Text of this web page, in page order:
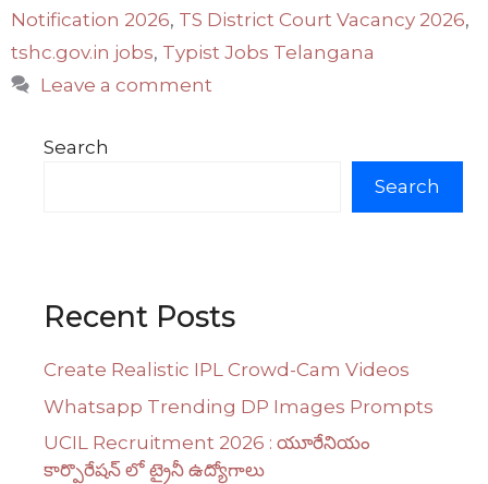
Notification 2026, TS District Court Vacancy 2026,
tshc.gov.in jobs, Typist Jobs Telangana
Leave a comment
Search
Search
Recent Posts
Create Realistic IPL Crowd-Cam Videos
Whatsapp Trending DP Images Prompts
UCIL Recruitment 2026 : యూరేనియం
కార్పొరేషన్ లో ట్రైనీ ఉద్యోగాలు